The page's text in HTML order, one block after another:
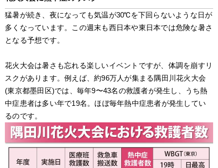
猛暑が続き、夜になっても気温が30℃を下回らないような日が
多くなっています。この週末も西日本や東日本では危険な暑さ
となる予想です。
花火大会は暑さも忘れる楽しいイベントですが、体調を崩すリ
スクがあります。例えば、約96万人が集まる隅田川花火大会
(東京都墨田区)では、毎年9〜43名の救護者が発生し、うち熱
中症患者は多い年で19名。ほぼ毎年熱中症患者が発生してい
るのです。